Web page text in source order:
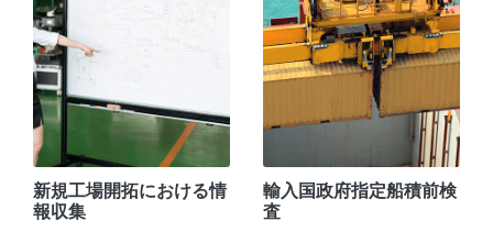
新規工場開拓における情
報収集
輸入国政府指定船積前検
査